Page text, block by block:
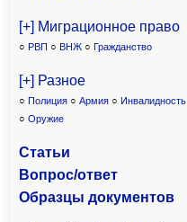
[+] Миграционное право
○ РВП ○ ВНЖ ○ Гражданство
[+] Разное
○ Полиция ○ Армия ○ Инвалидность
○ Оружие
Статьи
Вопрос/ответ
Образцы документов